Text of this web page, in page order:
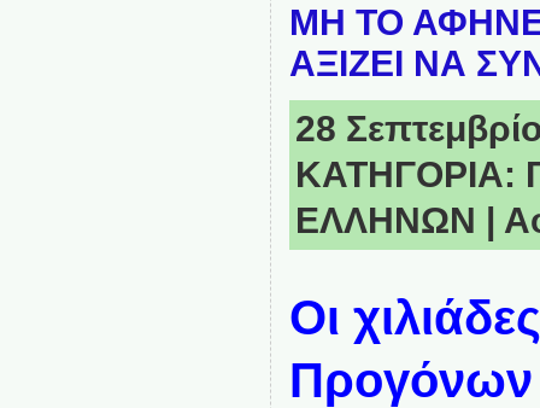
ΜΗ ΤΟ
ΑΞΙΖΕΙ ΝΑ
28
ΚΑΤΗΓΟΡΙΑ:
ΕΛΛΗΝΩΝ |
Οι
Προγόνων